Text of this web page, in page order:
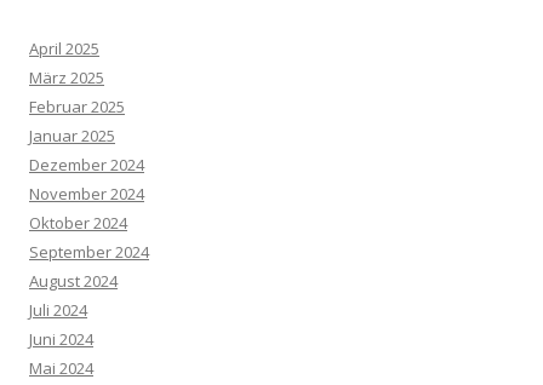
April 2025
März 2025
Februar 2025
Januar 2025
Dezember 2024
November 2024
Oktober 2024
September 2024
August 2024
Juli 2024
Juni 2024
Mai 2024